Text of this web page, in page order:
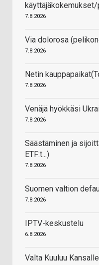
käyttäjäkokemukset/
7.8.2026
Via dolorosa
7.8.2026
Netin
7.8.2026
Venäjä hyökkäsi
7.8.2026
Säästäminen ja
ETF:t...)
7.8.2026
Suomen valtion
7.8.2026
IPTV-keskustelu
6.8.2026
Valta Kuuluu